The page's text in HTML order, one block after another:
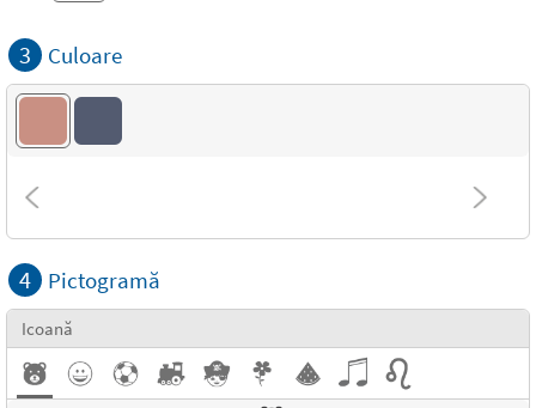
3 Culoare
4 Pictogramă
Icoană